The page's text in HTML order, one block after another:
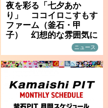
夜を彩る「七夕あか
り」 ココイロこすもす
ファーム（釜石・甲
子） 幻想的な雰囲気に
ニュース